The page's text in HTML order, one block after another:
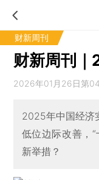
财新周刊
财新周刊
2026年01月26日第
2025年中国经济
低位边际改善，
新举措？